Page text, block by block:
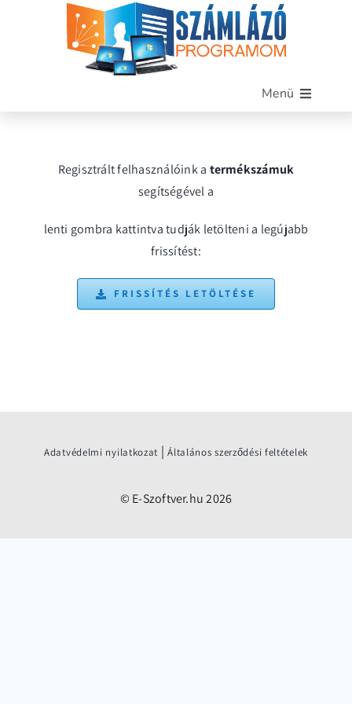
Menü
Funkciók
Árak
Kapcsolat
Regisztrált felhasználóink a termékszámuk
segítségével a
lenti gombra kattintva tudják letölteni a legújabb
frissítést:
FRISSÍTÉS LETÖLTÉSE
Adatvédelmi nyilatkozat | Általános szerződési feltételek
© E-Szoftver.hu 2026